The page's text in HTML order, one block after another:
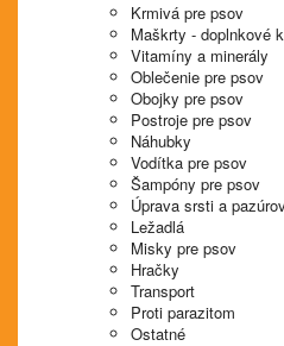
Krmivá pre psov
Maškrty - doplnkové
Vitamíny a minerály
Oblečenie pre psov
Obojky pre psov
Postroje pre psov
Náhubky
Vodítka pre psov
Šampóny pre psov
Úprava srsti a
Ležadlá
Misky pre psov
Hračky
Transport
Proti parazitom
Ostatné